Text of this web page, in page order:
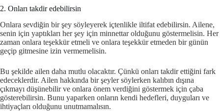
2. Onları takdir edebilirsin
Onlara sevdiğin bir şey söyleyerek içtenlikle iltifat edebilirsin. Ailene,
senin için yaptıkları her şey için minnettar olduğunu göstermelisin. Her
zaman onlara teşekkür etmeli ve onlara teşekkür etmeden bir günün
geçip gitmesine izin vermemelisin.
Bu şekilde ailen daha mutlu olacaktır. Çünkü onları takdir ettiğini fark
edeceklerdir. Ailen hakkında bir şeyler söylerken kalıbın dışına
çıkmayı düşünebilir ve onlara önem verdiğini göstermek için çaba
gösterebilirsin. Bunu yaparken onların kendi hedefleri, duyguları ve
ihtiyaçları olduğunu unutmamalısın.